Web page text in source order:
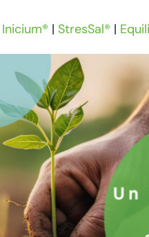
Inicium® | StresSal® |